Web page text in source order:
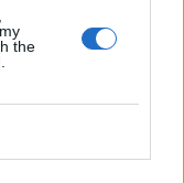
the
zsenialitása